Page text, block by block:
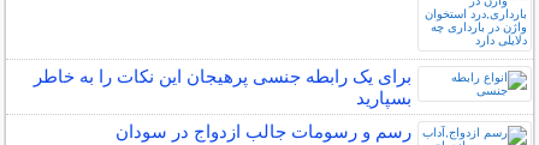
برای یک رابطه جنسی پرهیجان این نکات را به خاطر
بسپارید
رسم و رسومات جالب ازدواج در سودان